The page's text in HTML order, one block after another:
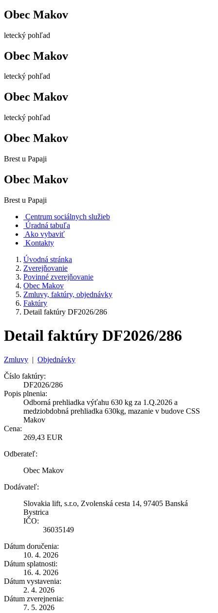
Obec Makov
letecký pohľad
Obec Makov
letecký pohľad
Obec Makov
letecký pohľad
Obec Makov
Brest u Papaji
Obec Makov
Brest u Papaji
Centrum sociálnych služieb
Úradná tabuľa
Ako vybaviť
Kontakty
Úvodná stránka
Zverejňovanie
Povinné zverejňovanie
Obec Makov
Zmluvy, faktúry, objednávky
Faktúry
Detail faktúry DF2026/286
Detail faktúry DF2026/286
Zmluvy | Objednávky
Číslo faktúry:
DF2026/286
Popis plnenia:
Odborná prehliadka výťahu 630 kg za 1.Q.2026 a
medziobdobná prehliadka 630kg, mazanie v budove CSS
Makov
Cena:
269,43 EUR
Odberateľ:
Obec Makov
Dodávateľ:
Slovakia lift, s.r.o, Zvolenská cesta 14, 97405 Banská
Bystrica
IČO:
36035149
Dátum doručenia:
10. 4. 2026
Dátum splatnosti:
16. 4. 2026
Dátum vystavenia:
2. 4. 2026
Dátum zverejnenia:
7. 5. 2026